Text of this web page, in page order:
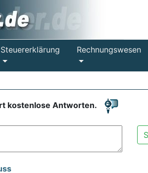
Steuererklärung Rechnungswesen
kostenlose Antworten.